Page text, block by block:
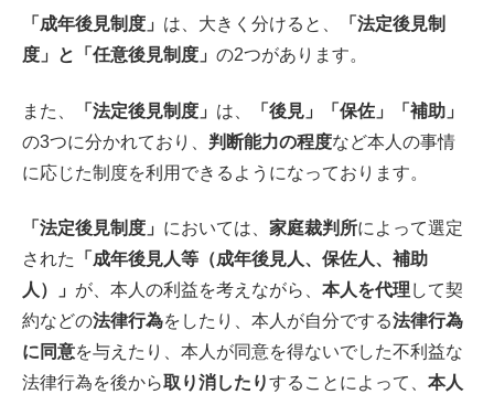
「成年後見制度」 は、大きく分けると、
「法定後見制
度」と「任意後見制度」 の2つがあります。
また、 「法定後見制度」 は、
「後見」「保佐」「補助」
の3つに分かれており、 判断能力の程度など本人の事情
に応じた制度を利用できるようになっております。
「法定後見制度」 においては、 家庭裁判所によって選定
された
「成年後見人等（成年後見人、保佐人、補助
人）」 が、本人の利益を考えながら、 本人を代理 して契
約などの法律行為をしたり、本人が自分でする法律行為
に同意を与えたり、本人が同意を得ないでした不利益な
法律行為を後から取り消したりすることによって、 本人